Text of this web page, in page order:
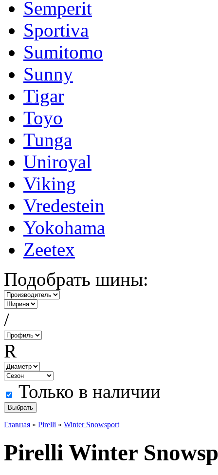
Semperit
Sportiva
Sumitomo
Sunny
Tigar
Toyo
Tunga
Uniroyal
Viking
Vredestein
Yokohama
Zeetex
Подобрать шины:
/
R
Только в наличии
Главная » Pirelli » Winter Snowsport
Pirelli Winter